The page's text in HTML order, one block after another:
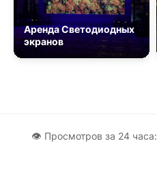
Аренда Светодиодных
экранов
👁 Просмотров за 24 часа: